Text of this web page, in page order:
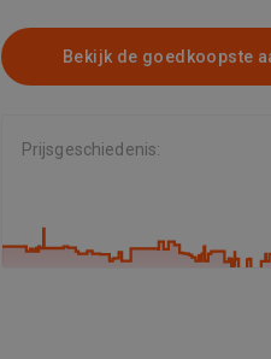
plaatsen, zonder dat het veel
het flexibele neopreen materiaal is
robuust, maar ook lichtgewicht,
desinfecterende spray of zelfs in
Bekijk de goedkoopste
Prijsgeschiedenis: